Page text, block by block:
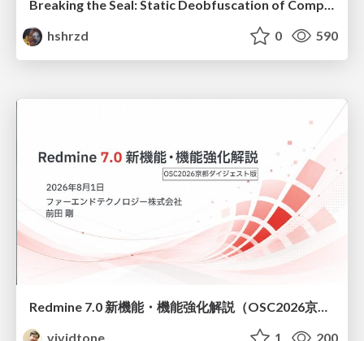
Breaking the Seal: Static Deobfuscation of Compiled V8 JavaScript Bytecode Malware
hshrzd
0 590
Redmine 7.0 新機能・機能強化解説（OSC2026京都ダイジェスト版）
vividtone
1 200